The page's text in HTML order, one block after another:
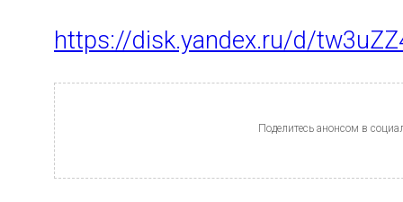
https://disk.yandex.ru/d/
Поделитесь анонсом в